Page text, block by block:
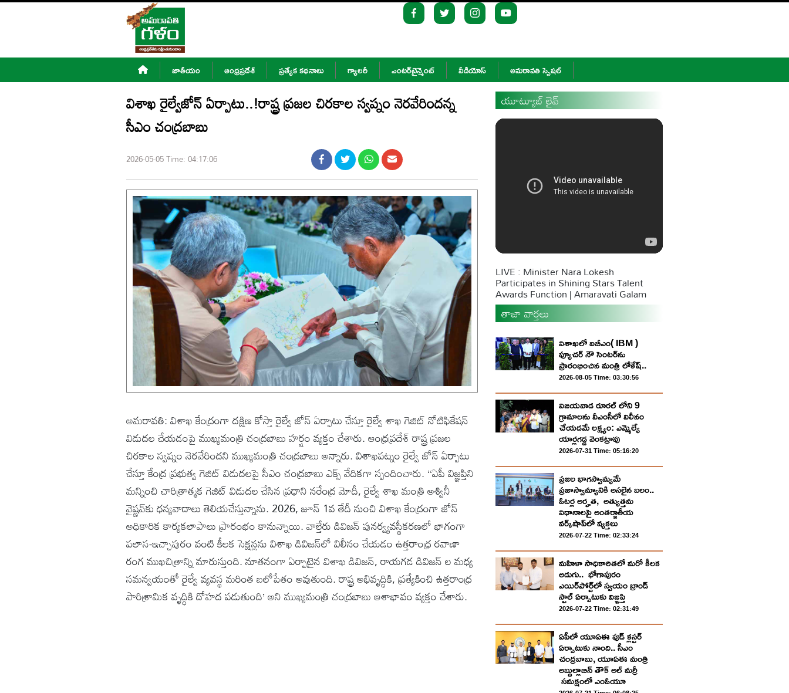
జాతీయం
ఆంధ్రప్రదేశ్
జాతీయం ఆంధ్రప్రదేశ్ ప్రత్యేక కథనాలు గ్యాలరీ ఎంటర్‌టైన్మెంట్ వీడియోస్ అమరావతి స్పెషల్
విశాఖ రైల్వేజోన్‌ ఏర్పాటు..!రాష్ట్ర ప్రజల చిరకాల స్వప్నం నెరవేరిందన్న
సీఎం చంద్రబాబు
2026-05-05 Time: 04:17:06
అమరావతి: విశాఖ కేంద్రంగా దక్షిణ కోస్తా రైల్వే జోన్ ఏర్పాటు చేస్తూ రైల్వే శాఖ గెజిట్ నోటిఫికేషన్
విడుదల చేయడంపై ముఖ్యమంత్రి చంద్రబాబు హర్షం వ్యక్తం చేశారు. ఆంధ్రప్రదేశ్ రాష్ట్ర ప్రజల
చిరకాల స్వప్నం నెరవేరిందని ముఖ్యమంత్రి చంద్రబాబు అన్నారు. విశాఖపట్నం రైల్వే జోన్ ఏర్పాటు
చేస్తూ కేంద్ర ప్రభుత్వ గెజిట్ విడుదలపై సీఎం చంద్రబాబు ఎక్స్ వేదికగా స్పందించారు. ‘‘ఏపీ విజ్ఞప్తిని
మన్నించి చారిత్రాత్మక గెజిట్ విడుదల చేసిన ప్రధాని నరేంద్ర మోదీ, రైల్వే శాఖ మంత్రి అశ్వినీ
వైష్ణవ్‌కు ధన్యవాదాలు తెలియచేస్తున్నాను. 2026, జూన్ 1వ తేదీ నుంచి విశాఖ కేంద్రంగా జోన్
అధికారిక కార్యకలాపాలు ప్రారంభం కానున్నాయి. వాల్తేరు డివిజన్ పునర్వ్యవస్థీకరణలో భాగంగా
పలాస-ఇచ్చాపురం వంటి కీలక సెక్షన్లను విశాఖ డివిజన్‌లో విలీనం చేయడం ఉత్తరాంధ్ర రవాణా
రంగ ముఖచిత్రాన్ని మారుస్తుంది. నూతనంగా ఏర్పాటైన విశాఖ డివిజన్, రాయగడ డివిజన్ ల మధ్య
సమన్వయంతో రైల్వే వ్యవస్థ మరింత బలోపేతం అవుతుంది. రాష్ట్ర అభివృద్ధికి, ప్రత్యేకించి ఉత్తరాంధ్ర
పారిశ్రామిక వృద్ధికి దోహద పడుతుంది’ అని ముఖ్యమంత్రి చంద్రబాబు ఆశాభావం వ్యక్తం చేశారు.
యూట్యూబ్ లైవ్
LIVE : Minister Nara Lokesh
Participates in Shining Stars Talent
Awards Function | Amaravati Galam
తాజా వార్తలు
విశాఖలో ఐబీఎం( IBM )
ఫ్యూచర్ నౌ సెంటర్‌ను
ప్రారంభించిన మంత్రి లోకేష్..
2026-08-05 Time: 03:30:56
విజయవాడ రూరల్ లోని 9
గ్రామాలను వీఎంసీలో విలీనం
చేయడమే లక్ష్యం: ఎమ్మెల్యే
యార్లగడ్డ వెంకట్రావు
2026-07-31 Time: 05:16:20
ప్ర‌జ‌ల భాగ‌స్వామ్య‌మే
ప్రజాస్వామ్యానికి అస‌లైన బ‌లం..
ఓట‌ర్ల అర్హ‌త‌, అత్యుత్త‌మ
విధానాల‌పై అంతర్జాతీయ
వ‌ర్క్‌షాప్‌లో వ్యక్తలు
2026-07-22 Time: 02:33:24
మ‌హిళా సాధికారిత‌లో మ‌రో కీల‌క
అడుగు.. భోగాపురం
ఎయిర్‌పోర్ట్‌లో స్వ‌యం బ్రాండ్
స్టాల్ ఏర్పాటుకు విజ్ఞ‌ప్తి
2026-07-22 Time: 02:31:49
ఏపీలో యూఏఈ ఫుడ్ క్లస్టర్
ఏర్పాటుకు నాంది.. సీఎం
చంద్రబాబు, యూఏఈ మంత్రి
అబ్దుల్లాబిన్ తౌక్ అల్ మర్రీ
సమక్షంలో ఎంఓయూ